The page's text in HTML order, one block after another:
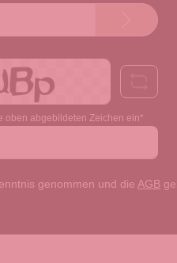
oben abgebildeten Zeichen ein*
genommen und die AGB